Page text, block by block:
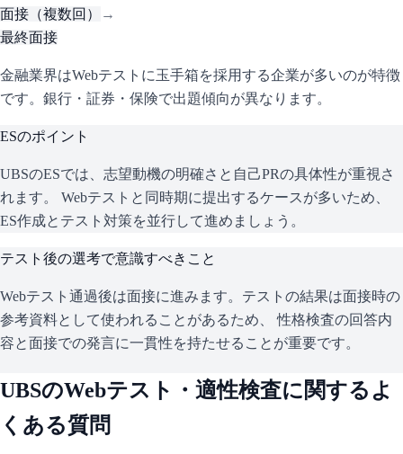
面接（複数回）
→
最終面接
金融業界はWebテストに玉手箱を採用する企業が多いのが特徴
です。銀行・証券・保険で出題傾向が異なります。
ESのポイント
UBSのESでは、志望動機の明確さと自己PRの具体性が重視さ
れます。 Webテストと同時期に提出するケースが多いため、
ES作成とテスト対策を並行して進めましょう。
テスト後の選考で意識すべきこと
Webテスト通過後は面接に進みます。テストの結果は面接時の
参考資料として使われることがあるため、 性格検査の回答内
容と面接での発言に一貫性を持たせることが重要です。
UBSのWebテスト・適性検査に関するよ
くある質問